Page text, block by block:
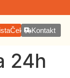
Kontakt
24h